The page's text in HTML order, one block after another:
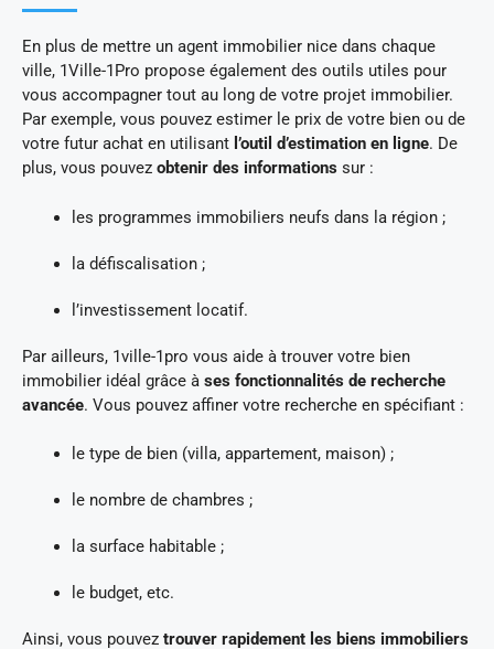
En plus de mettre un agent immobilier nice dans chaque
ville, 1Ville-1Pro propose également des outils utiles pour
vous accompagner tout au long de votre projet immobilier.
Par exemple, vous pouvez estimer le prix de votre bien ou de
votre futur achat en utilisant l’outil d’estimation en ligne. De
plus, vous pouvez obtenir des informations sur :
les programmes immobiliers neufs dans la région ;
la défiscalisation ;
l’investissement locatif.
Par ailleurs, 1ville-1pro vous aide à trouver votre bien
immobilier idéal grâce à ses fonctionnalités de recherche
avancée. Vous pouvez affiner votre recherche en spécifiant :
le type de bien (villa, appartement, maison) ;
le nombre de chambres ;
la surface habitable ;
le budget, etc.
Ainsi, vous pouvez trouver rapidement les biens immobiliers